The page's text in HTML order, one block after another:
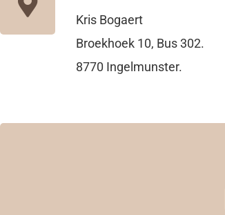
Kris Bogaert
Broekhoek 10, Bus 302.
8770 Ingelmunster.